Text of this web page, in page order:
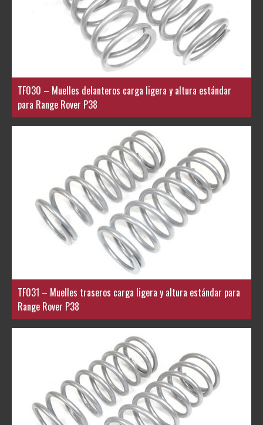
TF030 – Muelles delanteros carga ligera y altura estándar
para Range Rover P38
TF031 – Muelles traseros carga ligera y altura estándar para
Range Rover P38